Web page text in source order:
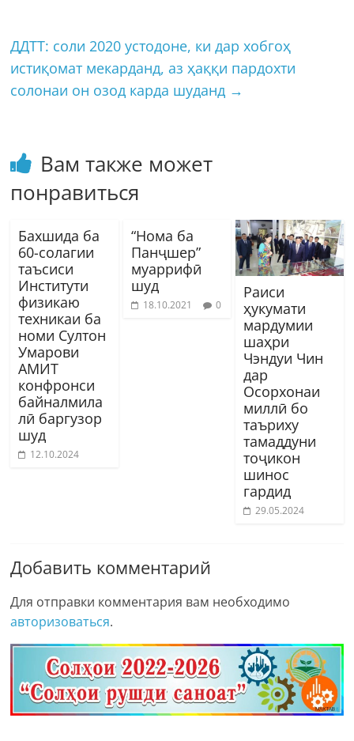
ДДТТ: соли 2020 устодоне, ки дар хобгоҳ
истиқомат мекарданд, аз ҳаққи пардохти
солонаи он озод карда шуданд →
Вам также может
понравиться
Бахшида ба
60-солагии
таъсиси
Институти
физикаю
техникаи ба
номи Султон
Умарови
АМИТ
конфронси
байналмила
лӣ баргузор
шуд
12.10.2024
“Нома ба
Панҷшер”
муаррифӣ
шуд
18.10.2021 0
Раиси
ҳукумати
мардумии
шаҳри
Чэндуи Чин
дар
Осорхонаи
миллӣ бо
таъриху
тамаддуни
тоҷикон
шинос
гардид
29.05.2024
Добавить комментарий
Для отправки комментария вам необходимо
авторизоваться.